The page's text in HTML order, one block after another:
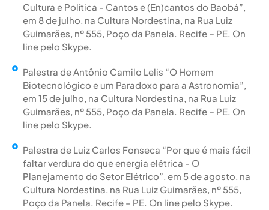
Cultura e Política - Cantos e (En)cantos do Baobá”,
em 8 de julho, na Cultura Nordestina, na Rua Luiz
Guimarães, nº 555, Poço da Panela. Recife – PE. On
line pelo Skype.
Palestra de Antônio Camilo Lelis “O Homem
Biotecnológico e um Paradoxo para a Astronomia”,
em 15 de julho, na Cultura Nordestina, na Rua Luiz
Guimarães, nº 555, Poço da Panela. Recife – PE. On
line pelo Skype.
Palestra de Luiz Carlos Fonseca “Por que é mais fácil
faltar verdura do que energia elétrica - O
Planejamento do Setor Elétrico”, em 5 de agosto, na
Cultura Nordestina, na Rua Luiz Guimarães, nº 555,
Poço da Panela. Recife – PE. On line pelo Skype.